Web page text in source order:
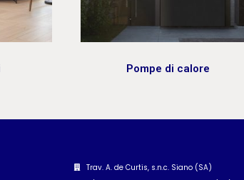
Carport Fotovoltaica
Trav. A. de Curtis, s.n.c. Siano (SA)